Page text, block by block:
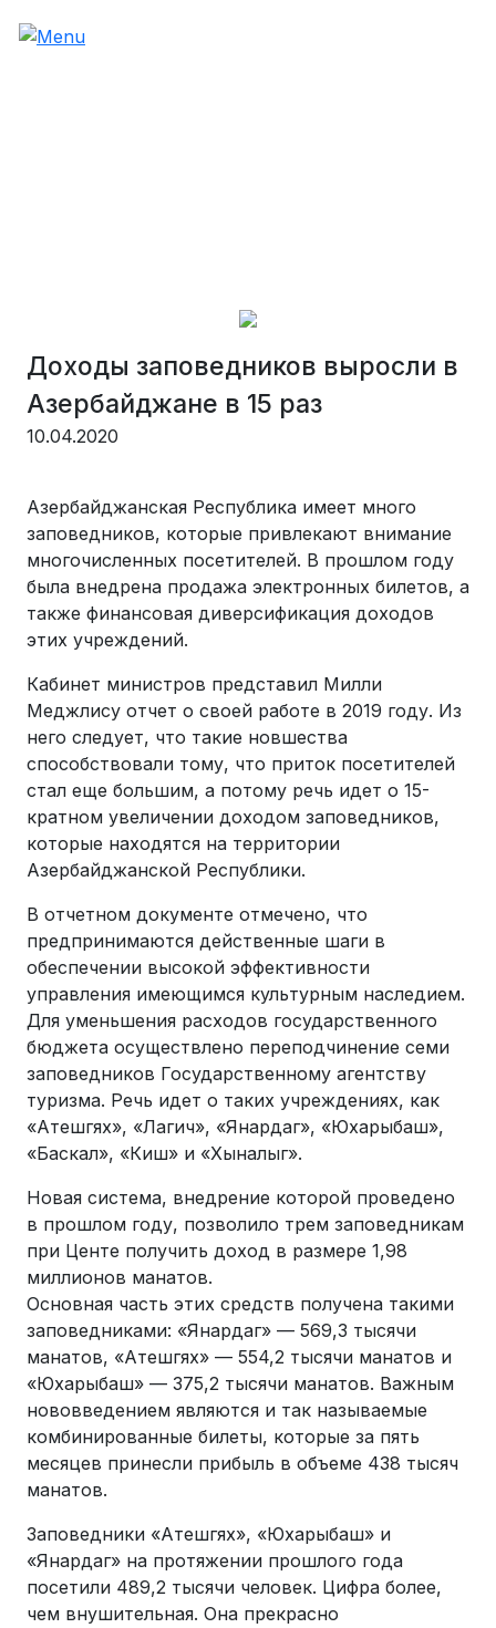
Доходы заповедников выросли в
Азербайджане в 15 раз
10.04.2020
Азербайджанская Республика имеет много
заповедников, которые привлекают внимание
многочисленных посетителей. В прошлом году
была внедрена продажа электронных билетов, а
также финансовая диверсификация доходов
этих учреждений.
Кабинет министров представил Милли
Меджлису отчет о своей работе в 2019 году. Из
него следует, что такие новшества
способствовали тому, что приток посетителей
стал еще большим, а потому речь идет о 15-
кратном увеличении доходом заповедников,
которые находятся на территории
Азербайджанской Республики.
В отчетном документе отмечено, что
предпринимаются действенные шаги в
обеспечении высокой эффективности
управления имеющимся культурным наследием.
Для уменьшения расходов государственного
бюджета осуществлено переподчинение семи
заповедников Государственному агентству
туризма. Речь идет о таких учреждениях, как
«Атешгях», «Лагич», «Янардаг», «Юхарыбаш»,
«Баскал», «Киш» и «Хыналыг».
Новая система, внедрение которой проведено
в прошлом году, позволило трем заповедникам
при Центе получить доход в размере 1,98
миллионов манатов.
Основная часть этих средств получена такими
заповедниками: «Янардаг» — 569,3 тысячи
манатов, «Атешгях» — 554,2 тысячи манатов и
«Юхарыбаш» — 375,2 тысячи манатов. Важным
нововведением являются и так называемые
комбинированные билеты, которые за пять
месяцев принесли прибыль в объеме 438 тысяч
манатов.
Заповедники «Атешгях», «Юхарыбаш» и
«Янардаг» на протяжении прошлого года
посетили 489,2 тысячи человек. Цифра более,
чем внушительная. Она прекрасно